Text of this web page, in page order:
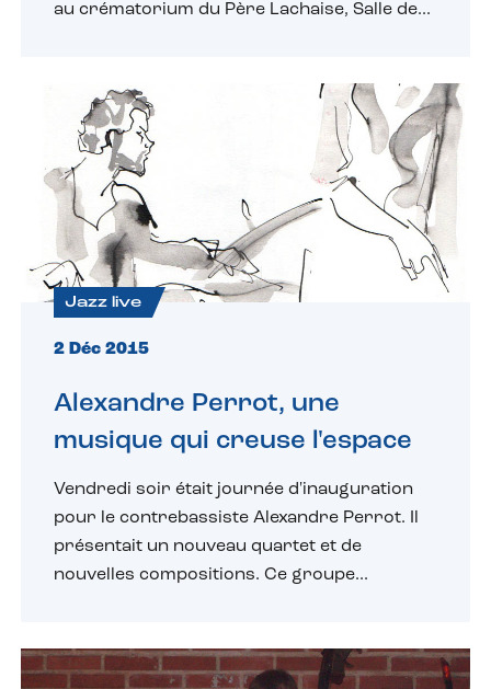
au crématorium du Père Lachaise, Salle de...
Jazz live
2 Déc 2015
Alexandre Perrot, une
musique qui creuse l'espace
Vendredi soir était journée d'inauguration
pour le contrebassiste Alexandre Perrot. Il
présentait un nouveau quartet et de
nouvelles compositions. Ce groupe...